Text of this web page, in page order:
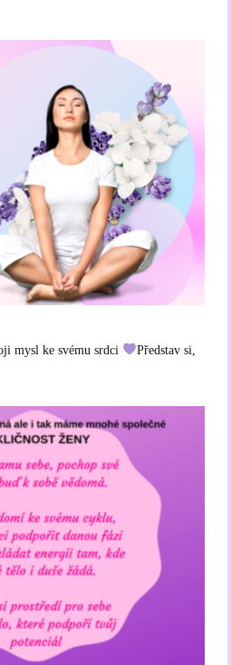
mysl ke svému srdci
Představ si,